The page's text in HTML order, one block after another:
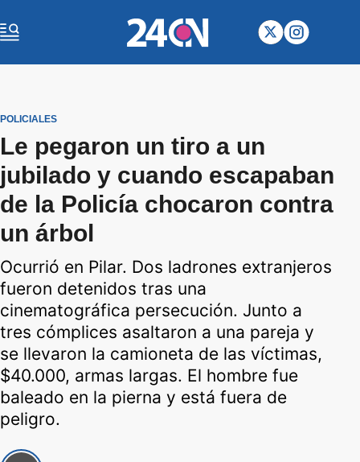
POLICIALES
Le pegaron un tiro a un
jubilado y cuando escapaban
de la Policía chocaron contra
un árbol
Ocurrió en Pilar. Dos ladrones extranjeros
fueron detenidos tras una
cinematográfica persecución. Junto a
tres cómplices asaltaron a una pareja y
se llevaron la camioneta de las víctimas,
$40.000, armas largas. El hombre fue
baleado en la pierna y está fuera de
peligro.